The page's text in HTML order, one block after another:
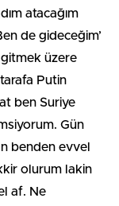
atacağım
de gideceğim’
üzere
Putin
ben Suriye
Gün
benden evvel
olurum lakin
af. Ne